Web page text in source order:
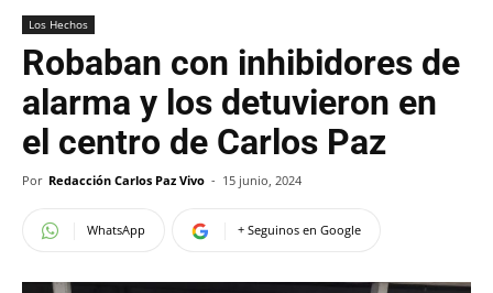
Los Hechos
Robaban con inhibidores de
alarma y los detuvieron en
el centro de Carlos Paz
Por Redacción Carlos Paz Vivo - 15 junio, 2024
WhatsApp + Seguinos en Google